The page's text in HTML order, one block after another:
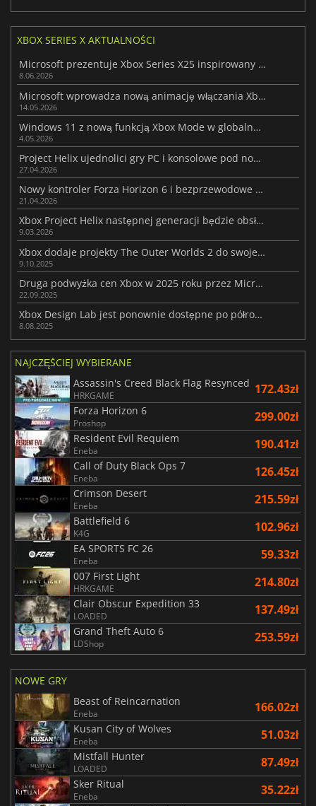
XBOX SERIES X AKTUALNOŚCI
Microsoft prezentuje Xbox Series X25 inspirowany pierwszym Xboxem
8.06.2026
Microsoft wprowadza nową animację włączania Xboxa i kilka nowych funkcji
14.05.2026
Windows 11 z nową funkcją Xbox Mode w globalnej aktualizacji
4.05.2026
Project Helix ujednolici gry PC i konsolowe pod nowym kierownictwem Xbox
27.04.2026
Nowy kontroler Forza Horizon 6 i bezprzewodowe akcesoria Xbox
21.04.2026
Xbox Project Helix następnej generacji będzie obsługiwał gry na PC i Xbox
9.03.2026
Xbox dodaje projekty The Outer Worlds 2 do swojej oferty Xbox Design Lab
9.10.2025
Druga podwyżka cen Xbox w 2025 roku przez Microsoft
22.09.2025
Xbox Design Lab jest ponownie dostępne po półrocznej przerwie
8.08.2025
NAJCZĘŚCIEJ WYBIERANE
Assassin's Creed Black Flag Resynced
HRKGAME 172.43zł
Forza Horizon 6
Proshop 299.00zł
Resident Evil Requiem
Eneba 190.41zł
Call of Duty Black Ops 7
Eneba 126.45zł
Crimson Desert
Eneba 215.59zł
Battlefield 6
K4G 102.96zł
EA SPORTS FC 26
Eneba 59.33zł
007 First Light
HRKGAME 214.80zł
Clair Obscur Expedition 33
LOADED 137.49zł
Grand Theft Auto 6
LDShop 253.59zł
NOWE GRY
Beast of Reincarnation
Eneba 166.02zł
Kusan City of Wolves
Eneba 51.03zł
Mistfall Hunter
LOADED 87.49zł
Sker Ritual
Eneba 35.22zł